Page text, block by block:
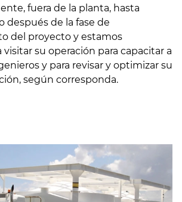
fuera de la planta, hasta
después de la fase de
del proyecto y estamos
su operación para capacitar a
y para revisar y optimizar su
según corresponda.